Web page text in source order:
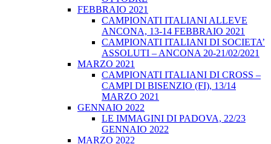
FEBBRAIO 2021
CAMPIONATI ITALIANI ALLEVE
ANCONA, 13-14 FEBBRAIO 2021
CAMPIONATI ITALIANI DI SOCIETA’
ASSOLUTI – ANCONA 20-21/02/2021
MARZO 2021
CAMPIONATI ITALIANI DI CROSS –
CAMPI DI BISENZIO (FI), 13/14
MARZO 2021
GENNAIO 2022
LE IMMAGINI DI PADOVA, 22/23
GENNAIO 2022
MARZO 2022